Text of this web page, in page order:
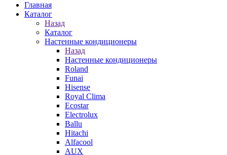
Главная
Каталог
Назад
Каталог
Настенные кондиционеры
Назад
Настенные кондиционеры
Roland
Funai
Hisense
Royal Clima
Ecostar
Electrolux
Ballu
Hitachi
Alfacool
AUX